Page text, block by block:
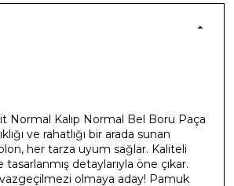
Normal Kalıp Normal Bel Boru Paça
ve rahatlığı bir arada sunan
her tarza uyum sağlar. Kaliteli
detaylarıyla öne çıkar.
olmaya aday! Pamuk